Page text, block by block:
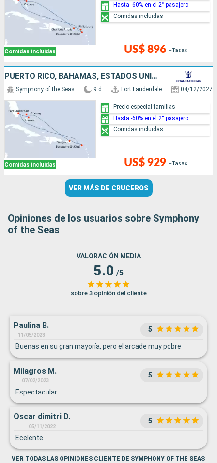
Comidas incluidas US$ 896 +Tasas
Hasta -60% en el 2° pasajero
Comidas incluidas
PUERTO RICO, BAHAMAS, ESTADOS UNIDOS
Comidas incluidas
Symphony of the Seas 9 d Fort Lauderdale 04/12/2027
US$ 929 +Tasas
Precio especial familias
Hasta -60% en el 2° pasajero
Comidas incluidas
VER MÁS DE CRUCEROS
Opiniones de los usuarios sobre Symphony
of the Seas
VALORACIÓN MEDIA
5.0 /5
sobre 3 opinión del cliente
Paulina B.
11/05/2023
5
Buenas en su gran mayoría, pero el arcade muy pobre
Milagros M.
07/02/2023
5
Espectacular
Oscar dimitri D.
05/11/2022
5
Ecelente
VER TODAS LAS OPINIONES CLIENTE DE SYMPHONY OF THE SEAS